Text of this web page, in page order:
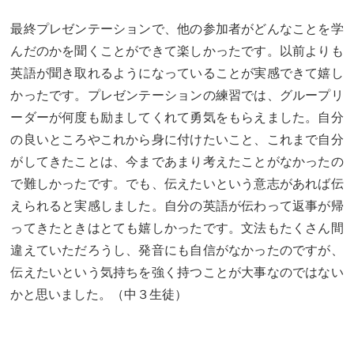
最終プレゼンテーションで、他の参加者がどんなことを学
んだのかを聞くことができて楽しかったです。以前よりも
英語が聞き取れるようになっていることが実感できて嬉し
かったです。プレゼンテーションの練習では、グループリ
ーダーが何度も励ましてくれて勇気をもらえました。自分
の良いところやこれから身に付けたいこと、これまで自分
がしてきたことは、今まであまり考えたことがなかったの
で難しかったです。でも、伝えたいという意志があれば伝
えられると実感しました。自分の英語が伝わって返事が帰
ってきたときはとても嬉しかったです。文法もたくさん間
違えていただろうし、発音にも自信がなかったのですが、
伝えたいという気持ちを強く持つことが大事なのではない
かと思いました。（中３生徒）